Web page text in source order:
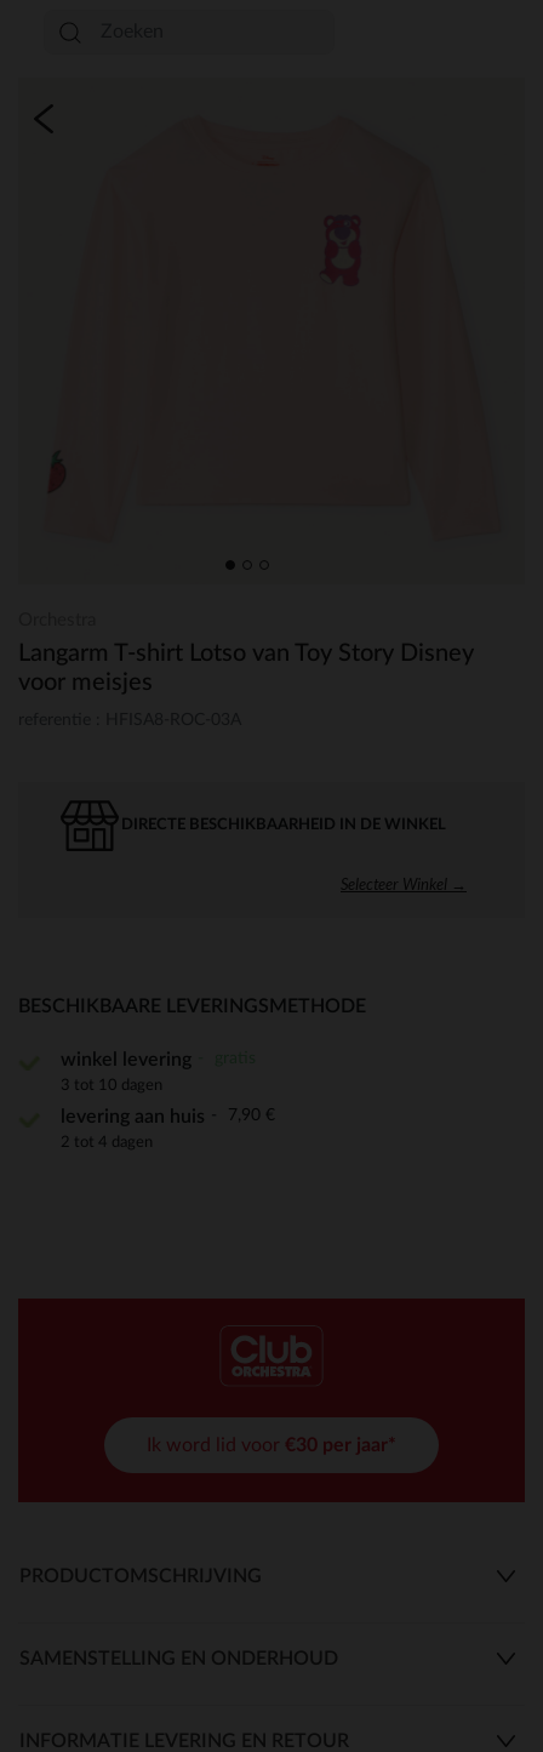
Langarm T-shirt Lotso van Toy Story Disney
voor meisjes
DIRECTE BESCHIKBAARHEID IN DE WINKEL
Selecteer Winkel →
BESCHIKBAARE LEVERINGSMETHODE
winkel levering
3 tot 10 dagen
levering aan huis 7,90 €
2 tot 4 dagen
Ik word lid voor €30 per jaar*
PRODUCTOMSCHRIJVING
SAMENSTELLING EN ONDERHOUD
INFORMATIE LEVERING EN RETOUR